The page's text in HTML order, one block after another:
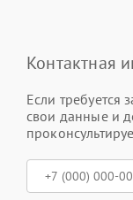
Контактная
Если требуется
свои данные и